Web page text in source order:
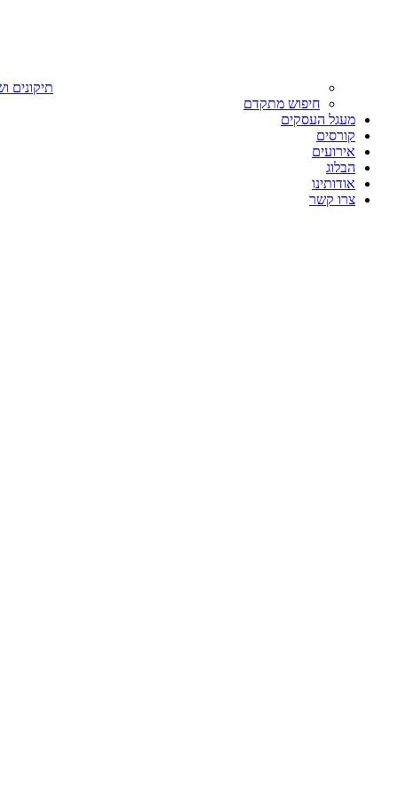
תיקונים
חיפוש מתקדם
מעגל העסקים
קורסים
אירועים
הבלוג
אודותינו
צרו קשר